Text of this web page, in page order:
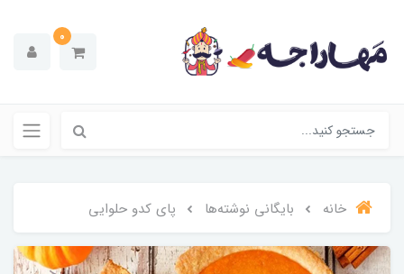
0
خانه بایگانی نوشته‌ها پای کدو حلوایی